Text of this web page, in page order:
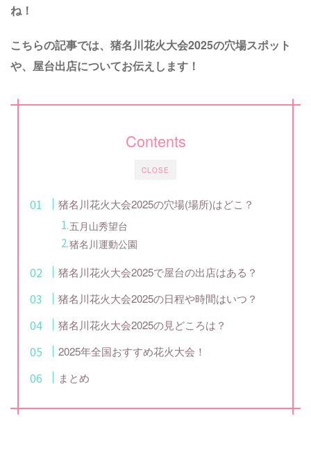
ね！
こちらの記事では、猪名川花火大会2025の穴場スポット
や、屋台出店についてお伝えします！
CLOSE
Contents
猪名川花火大会2025の穴場(場所)はどこ？
五月山秀望台
猪名川運動公園
猪名川花火大会2025で屋台の出店はある？
猪名川花火大会2025の日程や時間はいつ？
猪名川花火大会2025の見どころは？
2025年全国おすすめ花火大会！
まとめ